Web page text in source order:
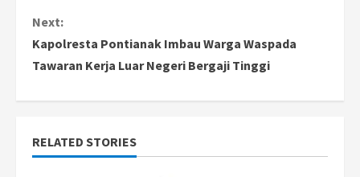
n
t
u
Next:
Kapolresta Pontianak Imbau Warga Waspada
Tawaran Kerja Luar Negeri Bergaji Tinggi
RELATED STORIES